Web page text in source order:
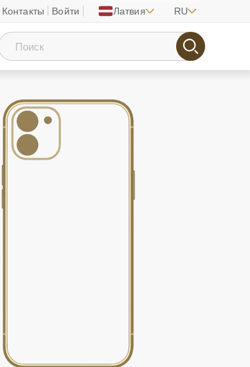
Контакты Войти Латвия RU